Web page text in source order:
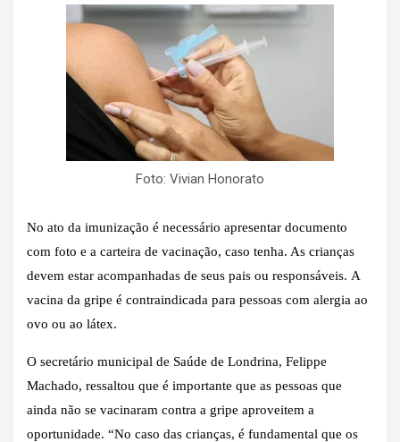
Foto: Vivian Honorato
No ato da imunização é necessário apresentar documento
com foto e a carteira de vacinação, caso tenha. As crianças
devem estar acompanhadas de seus pais ou responsáveis. A
vacina da gripe é contraindicada para pessoas com alergia ao
ovo ou ao látex.
O secretário municipal de Saúde de Londrina, Felippe
Machado, ressaltou que é importante que as pessoas que
ainda não se vacinaram contra a gripe aproveitem a
oportunidade. “No caso das crianças, é fundamental que os